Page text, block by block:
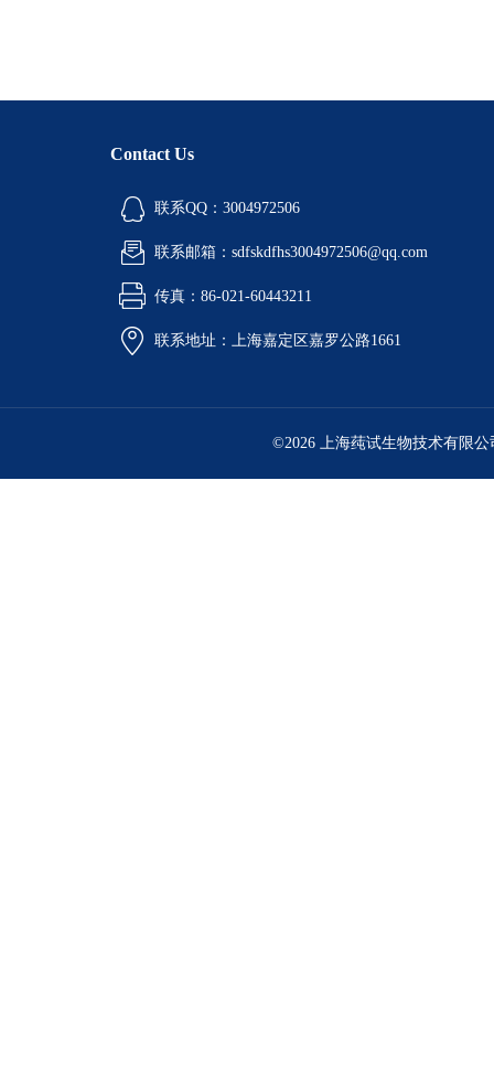
Contact Us
联系QQ：3004972506
联系邮箱：sdfskdfhs3004972506@qq.com
传真：86-021-60443211
联系地址：上海嘉定区嘉罗公路1661
©2026 上海莼试生物技术有限